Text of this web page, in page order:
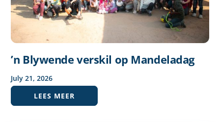
’n Blywende verskil op Mandeladag
July 21,2026
LEES MEER